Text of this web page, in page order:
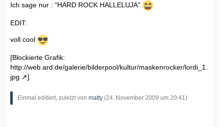
Ich sage nur : "HARD ROCK HALLELUJA"
EDIT:
voll cool
[Blockierte Grafik:
http://web.ard.de/galerie/bilderpool/kultur/maskenrocker/lordi_1.
jpg
]
Einmal editiert, zuletzt von matty (24. November 2009 um 20:41 )